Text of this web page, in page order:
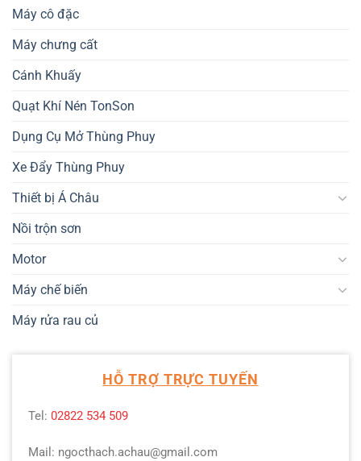
Máy cô đặc
Máy chưng cất
Cánh Khuấy
Quạt Khí Nén TonSon
Dụng Cụ Mở Thùng Phuy
Xe Đẩy Thùng Phuy
Thiết bị Á Châu
Nồi trộn sơn
Motor
Máy chế biến
Máy rửa rau củ
HỖ TRỢ TRỰC TUYẾN
Tel: 02822 534 509
Mail: ngocthach.achau@gmail.com